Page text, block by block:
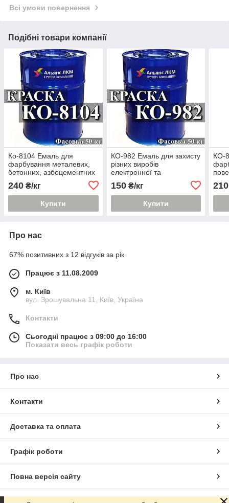
Всі умови повернення
Подібні товари компанії
Ко-8104 Емаль для
фарбування металевих,
бетонних, азбоцементних
експлуатованих внутр
240 ₴/кг
Купити
КО-982 Емаль для захисту
різних виробів
електронної та
150₴/кг
Купити
КО-
210
Про нас
67% позитивних з 12 відгуків за рік
Працює з 11.08.2009
м. Київ
вул. Зрошувальна 11, Київ, Україна
Контакти
Сьогодні працює з 09:00 до 16:00
Показати весь графік роботи
Про нас
Контакти
Доставка та оплата
Графік роботи
Повна версія сайту